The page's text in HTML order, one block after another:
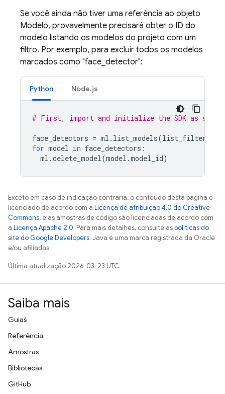
Se você ainda não tiver uma referência ao objeto
Modelo, provavelmente precisará obter o ID do
modelo listando os modelos do projeto com um
filtro. Por exemplo, para excluir todos os modelos
marcados como "face_detector":
Python Node.js
# First, import and initialize the SDK as shown
face_detectors = ml . list_models(list_filter
for model in face_detectors :
ml .delete_model(model .model_id)
Exceto em caso de indicação contrária, o conteúdo desta página é
licenciado de acordo com a Licença de atribuição 4.0 do Creative
Commons, e as amostras de código são licenciadas de acordo com
a Licença Apache 2.0. Para mais detalhes, consulte aspolíticas do
site do Google Developers. Java é uma marca registrada da Oracle
e/ou afiliadas.
Última atualização 2026-03-23 UTC.
Saiba mais
Guias
Referência
Amostras
Bibliotecas
GitHub